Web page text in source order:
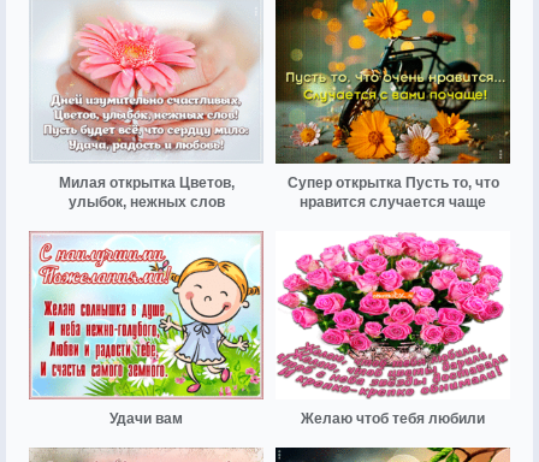
Милая открытка Цветов,
улыбок, нежных слов
Супер открытка Пусть то, что
нравится случается чаще
Удачи вам Желаю чтоб тебя любили